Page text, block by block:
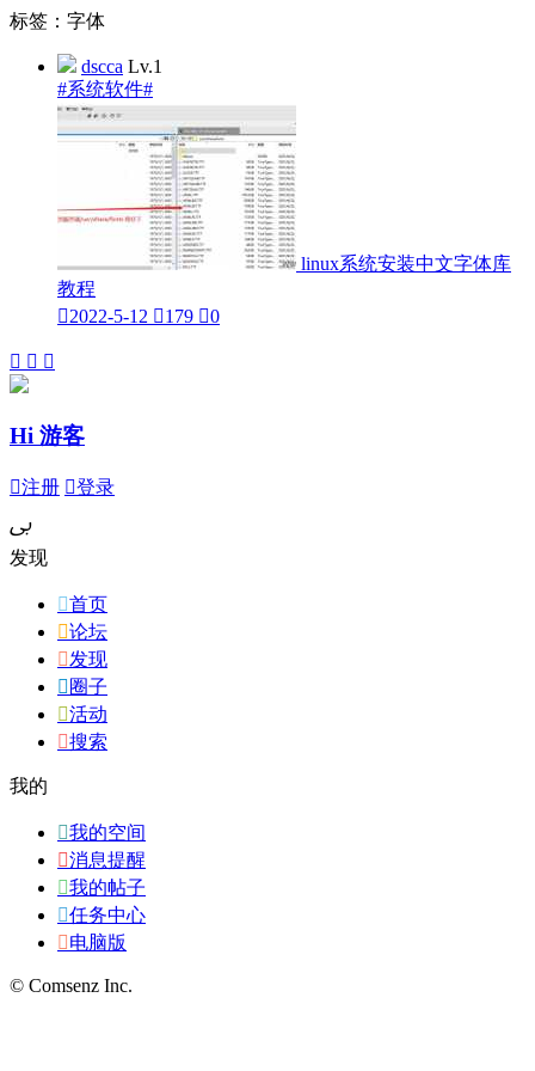
标签：字体
dscca Lv.1
#系统软件#
linux系统安装中文字体库
教程
2022-5-12 179 0
  
Hi 游客
注册 登录
ﰉ
发现
首页
论坛
发现
 圈子
活动
搜索
我的
我的空间
消息提醒
我的帖子
任务中心
电脑版
© Comsenz Inc.